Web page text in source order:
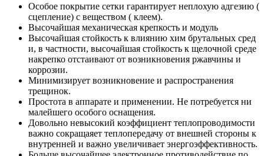
Особое покрытие сетки гарантирует неплохую адгезию (
сцепление) с веществом ( клеем).
Высочайшая механическая крепкость и модуль
Высочайшая стойкость к влиянию хим брутальных сред
и, в частности, высочайшая стойкость к щелочной среде
накрепко отстаивают от возникновения ржавчины и
коррозии.
Минимизирует возникновение и распространения
трещинок.
Простота в аппарате и применении. Не потребуется ни
малейшего особого оснащения.
Довольно невысокий коэффициент теплопроводимости
важно сокращаяет теплопередачу от внешней стороны к
внутренней и важно увеличивает энергоэффективность.